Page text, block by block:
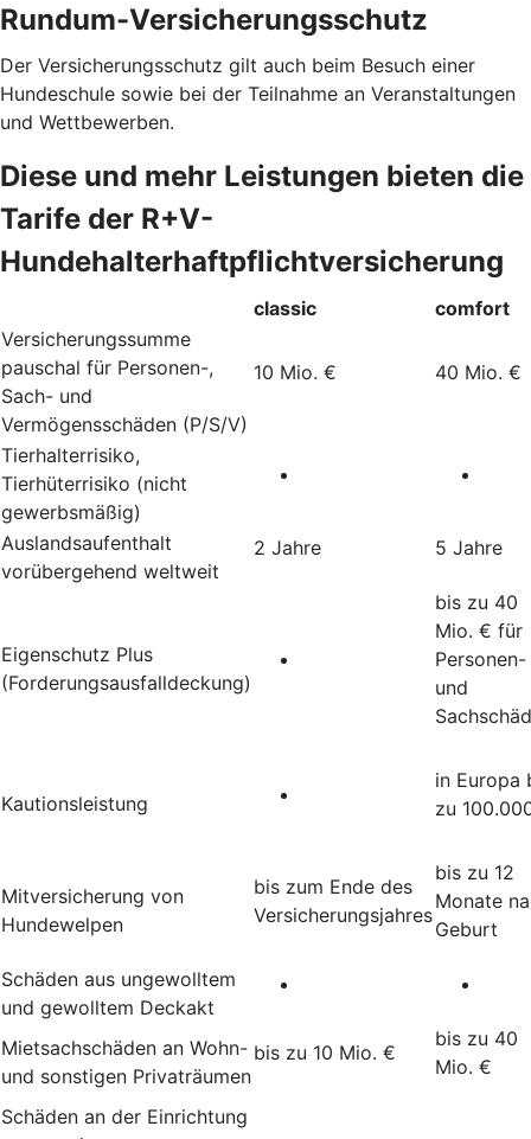
Rundum-Versicherungsschutz
Der Versicherungsschutz gilt auch beim Besuch einer
Hundeschule sowie bei der Teilnahme an Veranstaltungen
und Wettbewerben.
Diese und mehr Leistungen bieten die
Tarife der R+V-
Hundehalterhaftpflichtversicherung
classic
comfort
Versicherungssumme
pauschal für Personen-,
Sach- und
Vermögensschäden (P/S/V)
10 Mio. € 40 Mio. €
Tierhalterrisiko,
Tierhüterrisiko (nicht
gewerbsmäßig)
Auslandsaufenthalt
vorübergehend weltweit
2 Jahre 5 Jahre
Eigenschutz Plus
(Forderungsausfalldeckung)
bis zu 40
Mio. € für
Personen-
und
Kautionsleistung
in Europa
zu
Mitversicherung von
Hundewelpen
bis zum Ende des
Versicherungsjahres
bis zu 12
Monate
Geburt
Schäden aus ungewolltem
und gewolltem Deckakt
Mietsachschäden an Wohn-
und sonstigen Privaträumen
bis zu 10 Mio. €
bis zu 40
Mio. €
Schäden an der Einrichtung